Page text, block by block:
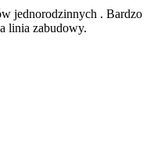
jednorodzinnych . Bardzo
linia zabudowy.